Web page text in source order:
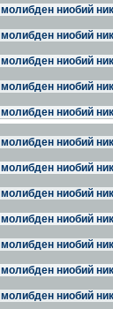
молибден ниобий
молибден ниобий
молибден ниобий
молибден ниобий
молибден ниобий
молибден ниобий
молибден ниобий
молибден ниобий
молибден ниобий
молибден ниобий
молибден ниобий
молибден ниобий